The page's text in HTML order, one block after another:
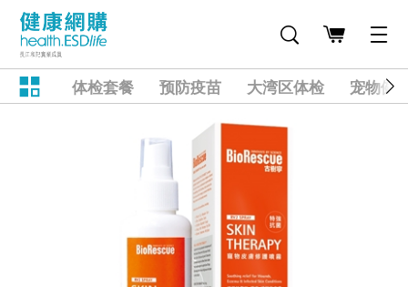
体检套餐 预防疫苗 大湾区体检 宠物健